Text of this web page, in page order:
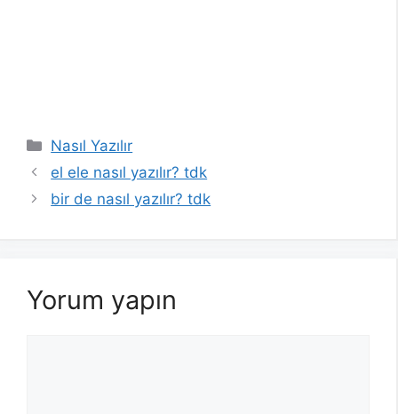
Kategoriler
Nasıl Yazılır
el ele nasıl yazılır? tdk
bir de nasıl yazılır? tdk
Yorum yapın